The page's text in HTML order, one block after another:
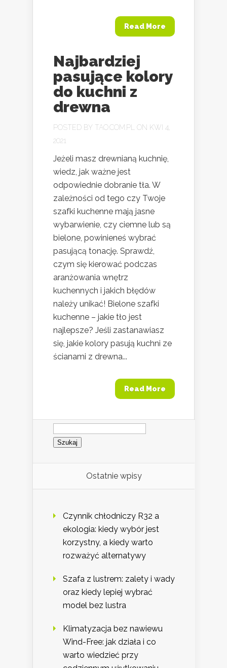
Read More
Najbardziej
pasujące kolory
do kuchni z
drewna
POSTED BY TAO.COM.PL
ON KWI 4,
2021
Jeżeli masz drewnianą kuchnię,
wiedz, jak ważne jest
odpowiednie dobranie tła. W
zależności od tego czy Twoje
szafki kuchenne mają jasne
wybarwienie, czy ciemne lub są
bielone, powinieneś wybrać
pasującą tonację. Sprawdź,
czym się kierować podczas
aranżowania wnętrz
kuchennych i jakich błędów
należy unikać! Bielone szafki
kuchenne – jakie tło jest
najlepsze? Jeśli zastanawiasz
się, jakie kolory pasują kuchni ze
ścianami z drewna...
Read More
Szukaj:
Ostatnie wpisy
Czynnik chłodniczy R32 a
ekologia: kiedy wybór jest
korzystny, a kiedy warto
rozważyć alternatywy
Szafa z lustrem: zalety i wady
oraz kiedy lepiej wybrać
model bez lustra
Klimatyzacja bez nawiewu
Wind-Free: jak działa i co
warto wiedzieć przy